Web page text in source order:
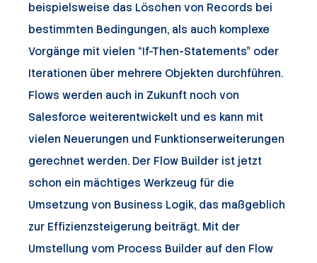
beispielsweise das Löschen von Records bei
bestimmten Bedingungen, als auch komplexe
Vorgänge mit vielen “If-Then-Statements” oder
Iterationen über mehrere Objekten durchführen.
Flows werden auch in Zukunft noch von
Salesforce weiterentwickelt und es kann mit
vielen Neuerungen und Funktionserweiterungen
gerechnet werden. Der Flow Builder ist jetzt
schon ein mächtiges Werkzeug für die
Umsetzung von Business Logik, das maßgeblich
zur Effizienzsteigerung beiträgt. Mit der
Umstellung vom Process Builder auf den Flow